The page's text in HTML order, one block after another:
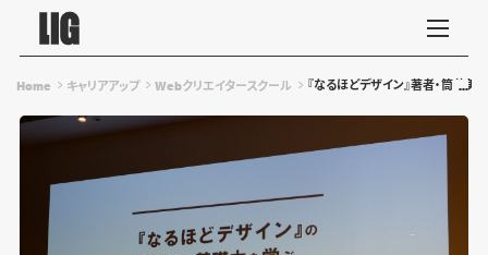
Home キャリアアップ Webクリエイタースクール 『なるほどデザイン』著者・筒井